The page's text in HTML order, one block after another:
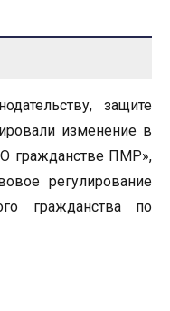
защите
изменение в
гражданстве ПМР»,
регулирование
гражданства по